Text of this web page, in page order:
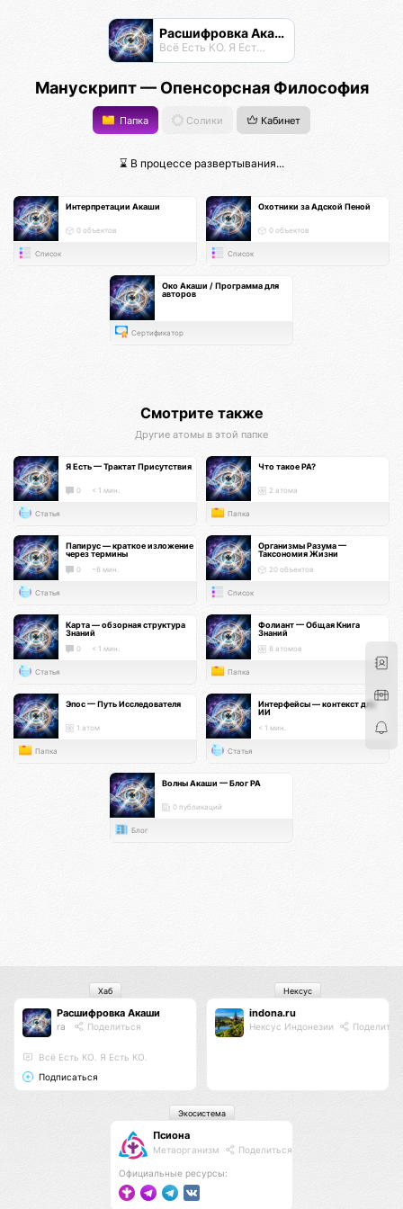
Расшифровка Акаши
Всё Есть КО. Я Есть КО.
Манускрипт — Опенсорсная Философия
Папка Солики Кабинет
⌛ В процессе развертывания...
Интерпретации Акаши
0 объектов
Список
Охотники за Адской Пеной
0 объектов
Список
Око Акаши / Программа для
авторов
Сертификатор
Смотрите также
Другие атомы в этой папке
Я Есть — Трактат Присутствия
0 < 1 мин.
Статья
Что такое РА?
2 атома
Папка
Папирус — краткое изложение
через термины
0 ~8 мин.
Статья
Организмы Разума —
Таксономия Жизни
20 объектов
Список
Карта — обзорная структура
Знаний
0 < 1 мин.
Статья
Фолиант — Общая Книга
Знаний
8 атомов
Папка
Эпос — Путь Исследователя
1 атом
Папка
Интерфейсы — контекст для
ИИ
< 1 мин.
Статья
Волны Акаши — Блог РА
0 публикаций
Блог
Расшифровка Акаши
ra Поделиться
Всё Есть КО. Я Есть КО.
Подписаться
Хаб
indona.ru
Нексус Индонезии
Нексус
Псиона
Метаорганизм Поделиться
Официальные ресурсы:
Экосистема